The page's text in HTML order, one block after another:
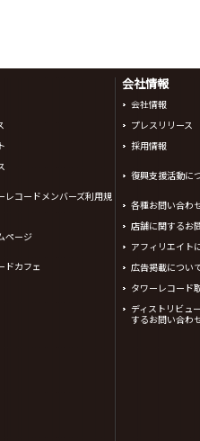
レコードメンバーズ利用規
ページ
ドカフェ
会社情報
会社情報
プレスリリース
採用情報
復興支援活動に
各種お問い合わ
店舗に関するお
アフィリエイト
広告掲載につい
タワーレコード
ディストリビュ
するお問い合わ